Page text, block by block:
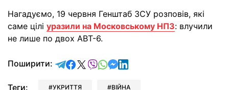
Нагадуємо, 19 червня Генштаб ЗСУ розповів, які
саме цілі уразили на Московському НПЗ: влучили
не лише по двох АВТ-6.
Поширити: відправити у Telegram
поділитись у Facebook
поділитись у X
відправити у Viber
відправити у Whatsapp
відправити у Messenger
відправити у LinkedIn
Теги: УКРИТТЯ ВІЙНА